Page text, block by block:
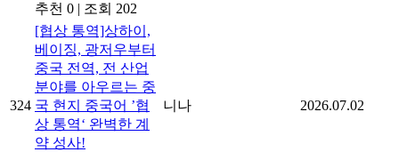
추천 0 | 조회 202
324
[협상 통역]상하이,
베이징, 광저우부터
중국 전역, 전 산업
분야를 아우르는 중
국 현지 중국어 ’협
상 통역‘ 완벽한 계
약 성사!
니나 2026.07.02